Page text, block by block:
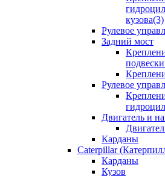
кузова(3)
Рулевое
Задний мост
Рулевое
Двигатель и
Карданы
Caterpillar
Карданы
Кузов